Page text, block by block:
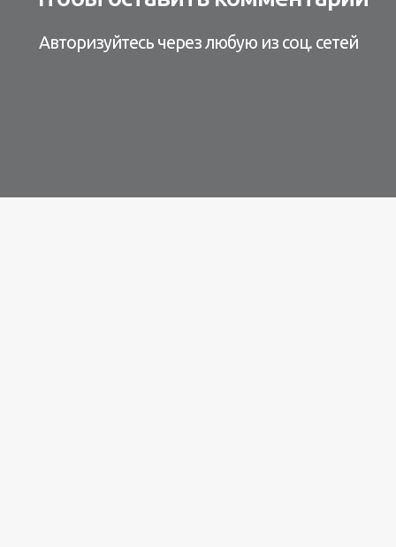
Авторизуйтесь через любую из соц. сетей